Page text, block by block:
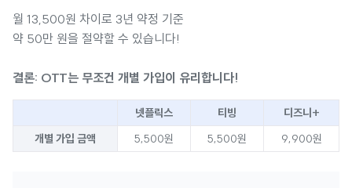
월 13,500원 차이로 3년 약정 기준
약 50만 원을 절약할 수 있습니다!
결론: OTT는 무조건 개별 가입이 유리합니다!
넷플릭스 티빙
디즈니+
개별 가입 금액
5,500원 5,500원 9,900원